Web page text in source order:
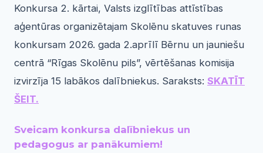
Konkursa 2. kārtai, Valsts izglītības attīstības
aģentūras organizētajam Skolēnu skatuves runas
konkursam 2026. gada 2.aprīlī Bērnu un jauniešu
centrā “Rīgas Skolēnu pils”, vērtēšanas komisija
izvirzīja 15 labākos dalībniekus. Saraksts: SKATĪT
ŠEIT.
Sveicam konkursa dalībniekus un
pedagogus ar panākumiem!